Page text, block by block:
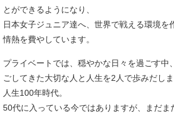
とができるようになり、
日本女子ジュニア達へ、世界で戦える環境を
情熱を費やしています。
プライベートでは、穏やかな日々を過ごす中
ごしてきた大切な人と人生を2人で歩みだしま
人生100年時代。
50代に入っている今ではありますが、まだま